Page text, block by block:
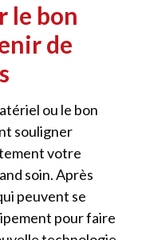
le bon
de
ou le bon
souligner
votre
soin. Après
peuvent se
pour faire